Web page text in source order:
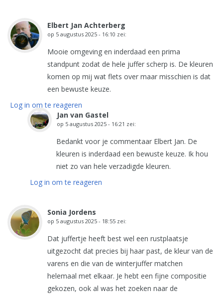
Elbert Jan Achterberg
op 5 augustus 2025 - 16:10 zei:
Mooie omgeving en inderdaad een prima
standpunt zodat de hele juffer scherp is. De kleuren
komen op mij wat flets over maar misschien is dat
een bewuste keuze.
Log in om te reageren
Jan van Gastel
op 5 augustus 2025 - 16:21 zei:
Bedankt voor je commentaar Elbert Jan. De
kleuren is inderdaad een bewuste keuze. Ik hou
niet zo van hele verzadigde kleuren.
Log in om te reageren
Sonia Jordens
op 5 augustus 2025 - 18:55 zei:
Dat juffertje heeft best wel een rustplaatsje
uitgezocht dat precies bij haar past, de kleur van de
varens en die van de winterjuffer matchen
helemaal met elkaar. Je hebt een fijne compositie
gekozen, ook al was het zoeken naar de